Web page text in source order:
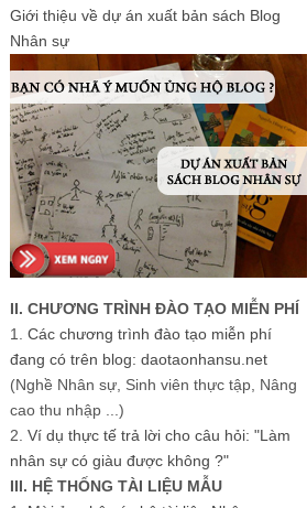
Giới thiệu về dự án xuất bản sách Blog
Nhân sự
II. CHƯƠNG TRÌNH ĐÀO TẠO MIỄN PHÍ
1. Các chương trình đào tạo miễn phí
đang có trên blog: daotaonhansu.net
(Nghề Nhân sự, Sinh viên thực tập, Nâng
cao thu nhập ...)
2. Ví dụ thực tế trả lời cho câu hỏi: "Làm
nhân sự có giàu được không ?"
III. HỆ THỐNG TÀI LIỆU MẪU